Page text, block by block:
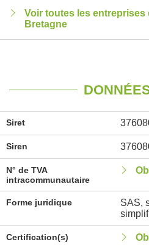
Voir toutes les entreprises
Bretagne
Siret
Siren
N° de TVA
intracommunautaire
Forme juridique
SAS,
Certification(s)